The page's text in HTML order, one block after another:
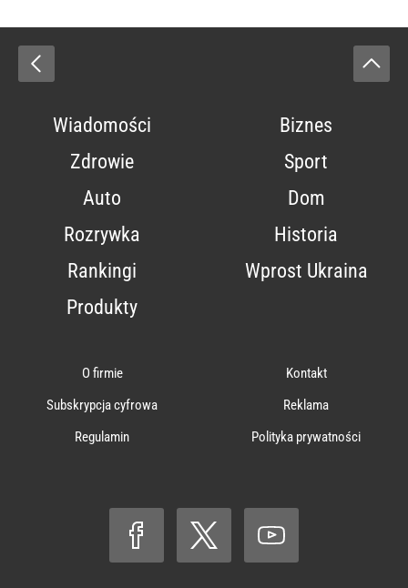
Wiadomości
Biznes
Zdrowie
Sport
Auto
Dom
Rozrywka
Historia
Rankingi
Wprost Ukraina
Produkty
O firmie
Kontakt
Subskrypcja cyfrowa
Reklama
Regulamin
Polityka prywatności